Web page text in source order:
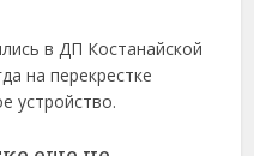
в ДП Костанайской
на перекрестке
устройство.